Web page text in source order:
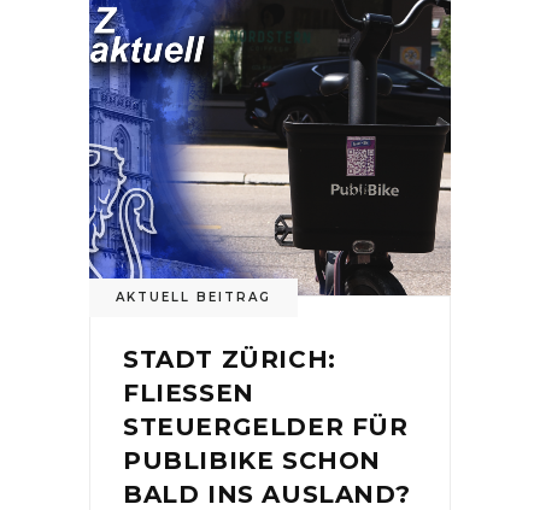
AKTUELL BEITRAG
STADT ZÜRICH:
FLIESSEN
STEUERGELDER FÜR
PUBLIBIKE SCHON
BALD INS AUSLAND?